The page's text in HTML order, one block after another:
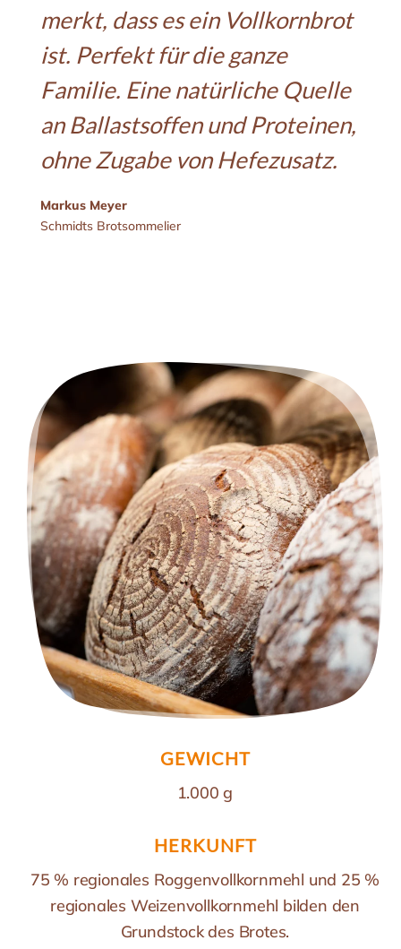
merkt, dass es ein Vollkornbrot
ist. Perfekt für die ganze
Familie. Eine natürliche Quelle
an Ballastsoffen und Proteinen,
ohne Zugabe von Hefezusatz.
Markus Meyer
Schmidts Brotsommelier
GEWICHT
1.000 g
HERKUNFT
75 % regionales Roggenvollkornmehl und 25 %
regionales Weizenvollkornmehl bilden den
Grundstock des Brotes.